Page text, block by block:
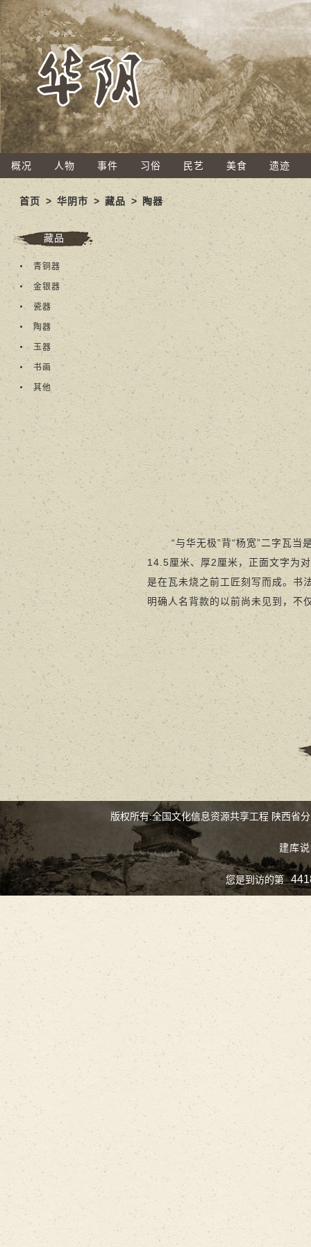
概况 人物 事件 习俗 民艺 美食 遗迹
首页 >华阴市 > 藏品 > 陶器
藏品
青铜器
金银器
瓷器
陶器
玉器
书画
其他
“与华无极”背“杨宽”二字瓦当是
14.5厘米、厚2厘米，正面文字为
是在瓦未烧之前工匠刻写而成。书
明确人名背款的以前尚未见到，不
版权所有:全国文化信息资源共享工程 陕西省
建库
您是到访的第